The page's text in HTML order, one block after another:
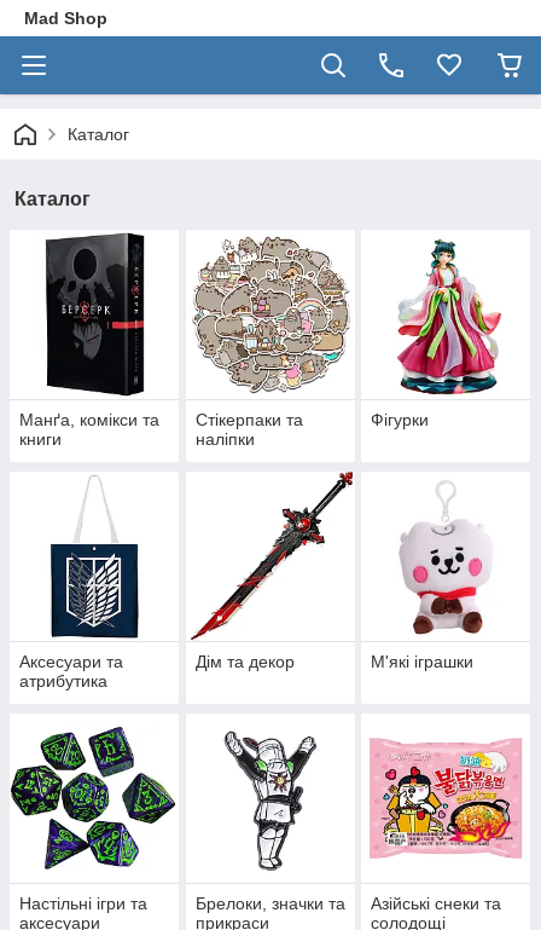
Mad Shop
Каталог
Каталог
Манґа, комікси та
книги
Стікерпаки та
наліпки
Фігурки
Аксесуари та
атрибутика
Дім та декор М'які іграшки
Настільні ігри та
аксесуари
Брелоки, значки та
прикраси
Азійські снеки та
солодощі